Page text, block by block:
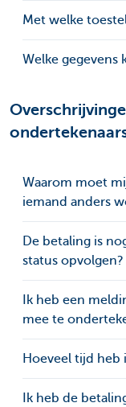
Met welke
Welke gegevens
Waarom moet
iemand anders
De betaling is
status opvolgen?
Ik heb een
mee te
Hoeveel tijd heb
Ik heb de